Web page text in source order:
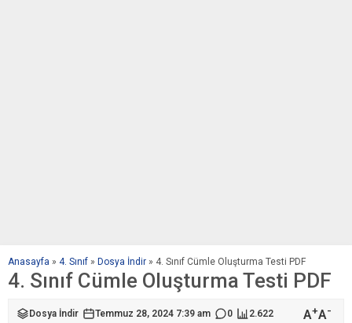
Anasayfa » 4. Sınıf » Dosya İndir » 4. Sınıf Cümle Oluşturma Testi PDF
4. Sınıf Cümle Oluşturma Testi PDF
Dosya İndir Temmuz 28, 2024 7:39 am 0 2.622 A+A-